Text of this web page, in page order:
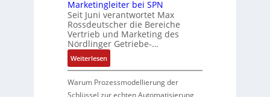
w
i
c
k
u
g
o
s
i
t
i
v
e
M
d
R
o
b
k
a
t
i
o
n
i
n
F
e
c
h
n
k
s
s
a
u
l
t
S
y
Marketingleiter bei SPN
Seit Juni verantwortet Max
Rossdeutscher die Bereiche
Vertrieb und Marketing des
Nördlinger Getriebe-…
Weiterlesen:
N
e
u
Warum Prozessmodellierung der